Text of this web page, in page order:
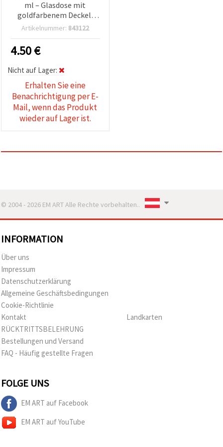
ml – Glasdose mit
goldfarbenem Deckel,
Mehrzweck-Bastelwachs
Decoupage & Mixed Media
Artikelnummer: 843122
4.50€
Nicht auf Lager:
Erhalten Sie eine
Benachrichtigung per E-
Mail, wenn das Produkt
wieder auf Lager ist.
© 2004 - 2026 EM ART Alle Rechte vorbehalten..
INFORMATION
Über uns
Impressum
Datenschutzerklärung
Allgemeine Geschäftsbedingungen
Cookie-Richtlinie
Kontakt
RÜCKTRITTSBELEHRUNG
Bestellungen und Versand
FAQ - Häufig gestellte Fragen
Landkarten
FOLGE UNS
EM ART auf Facebook
EM ART auf YouTube